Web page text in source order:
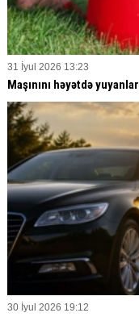
31 İyul 2026 13:23
Maşınını həyətdə yuyanlar
30 İyul 2026 19:12